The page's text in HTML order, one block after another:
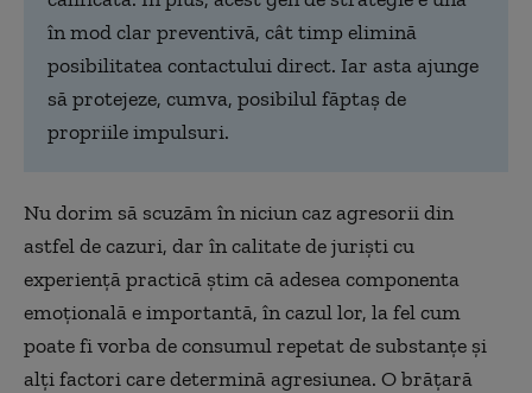
în mod clar preventivă, cât timp elimină
posibilitatea contactului direct. Iar asta ajunge
să protejeze, cumva, posibilul făptaș de
propriile impulsuri.
Nu dorim să scuzăm în niciun caz agresorii din
astfel de cazuri, dar în calitate de juriști cu
experiență practică știm că adesea componenta
emoțională e importantă, în cazul lor, la fel cum
poate fi vorba de consumul repetat de substanțe și
alți factori care determină agresiunea. O brățară